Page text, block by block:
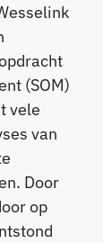
(SOM)
vele
van
Door
op